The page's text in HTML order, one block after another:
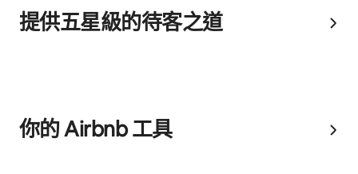
提供五星級的待客之道
你的 Airbnb 工具